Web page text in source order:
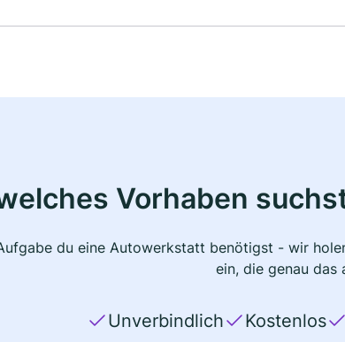
Vorhaben
du eine Autowerkstatt benötigst - wir
ein, die genau das
Unverbindlich Kostenlos